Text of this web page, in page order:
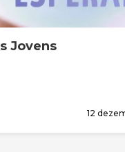
Jovens
12